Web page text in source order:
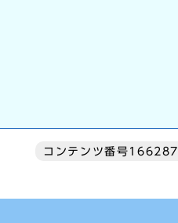
コンテンツ番号166287